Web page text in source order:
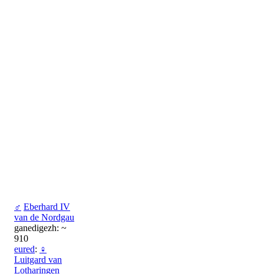
♂ Eberhard IV
van de Nordgau
ganedigezh: ~
910
eured: ♀
Luitgard van
Lotharingen